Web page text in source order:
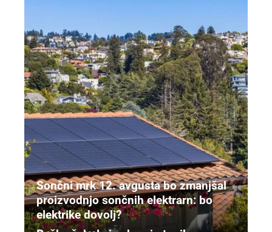
Sončni mrk 12. avgusta bo zmanjšal
proizvodnjo sončnih elektrarn: bo
elektrike dovolj?